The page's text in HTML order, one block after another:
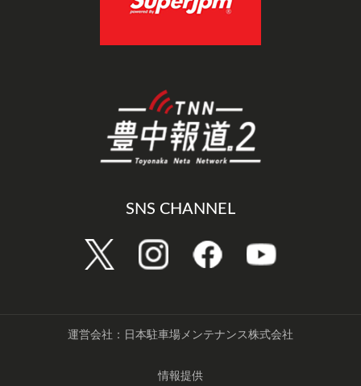
SNS CHANNEL
運営会社：日本駐車場メンテナンス株式会社
情報提供